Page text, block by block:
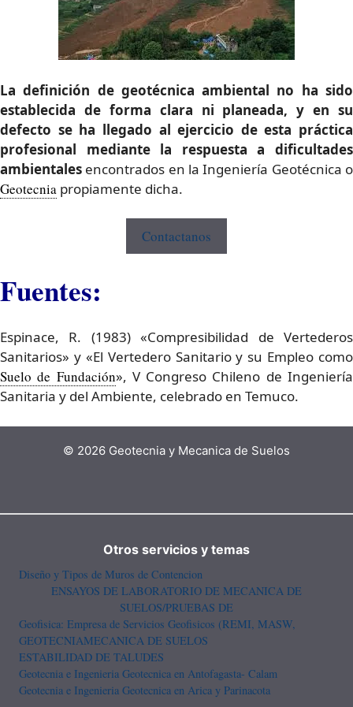
La definición de geotécnica ambiental no ha sido
establecida de forma clara ni planeada, y en su
defecto se ha llegado al ejercicio de esta práctica
profesional mediante la respuesta a dificultades
ambientales encontrados en la Ingeniería Geotécnica o
Geotecnia propiamente dicha.
Contactanos
Fuentes:
Espinace, R. (1983) «Compresibilidad de Vertederos
Sanitarios» y «El Vertedero Sanitario y su Empleo como
Suelo de Fundación», V Congreso Chileno de Ingeniería
Sanitaria y del Ambiente, celebrado en Temuco.
© 2026 Geotecnia y Mecanica de Suelos
Otros servicios y temas
Diseño y Tipos de Muros de Contencion
ENSAYOS DE LABORATORIO DE MECANICA DE
SUELOS/PRUEBAS DE
Geofisica: Empresa de Servicios Geofisicos (REMI, MASW,
GEOTECNIAMECANICA DE SUELOS
ESTABILIDAD DE TALUDES
Geotecnia e Ingenieria Geotecnica en Antofagasta- Calam
Geotecnia e Ingenieria Geotecnica en Arica y Parinacota